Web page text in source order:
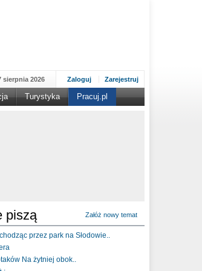
Zaloguj Zarejestruj
sierpnia 2026
Turystyka Pracuj.pl
piszą Załóż nowy temat
przez park na Słodowie..
Na żytniej obok..